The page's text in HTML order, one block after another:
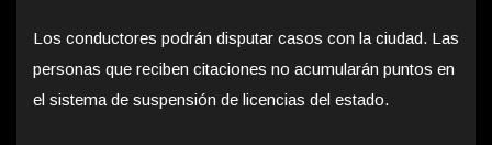
Los conductores podrán disputar casos con la ciudad. Las
personas que reciben citaciones no acumularán puntos en
el sistema de suspensión de licencias del estado.